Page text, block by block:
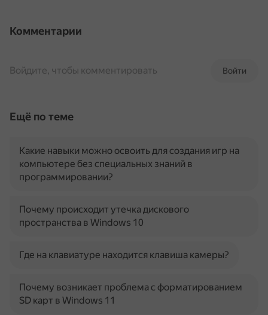
Комментарии
Войти
Войдите, чтобы комментировать
Ещё по теме
Какие навыки можно освоить для создания игр на
компьютере без специальных знаний в
программировании?
Почему происходит утечка дискового
пространства в Windows 10
Где на клавиатуре находится клавиша камеры?
Почему возникает проблема с форматированием
SD карт в Windows 11